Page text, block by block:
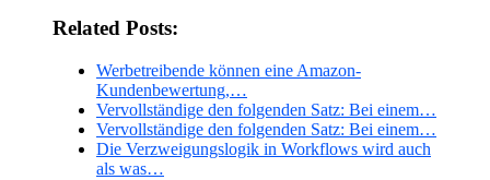
Related Posts:
Werbetreibende können eine Amazon-
Kundenbewertung,…
Vervollständige den folgenden Satz: Bei einem…
Vervollständige den folgenden Satz: Bei einem…
Die Verzweigungslogik in Workflows wird auch
als was…